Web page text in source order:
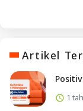
Artikel
1